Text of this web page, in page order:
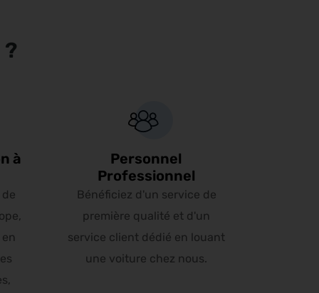
à
Personnel
Professionnel
Bénéficiez d'un service de
première qualité et d'un
service client dédié en louant
une voiture chez nous.